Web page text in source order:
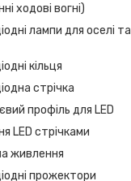
ходові вогні)
лампи для оселі та
кільця
стрічка
профіль для LED
LED стрічками
живлення
прожектори